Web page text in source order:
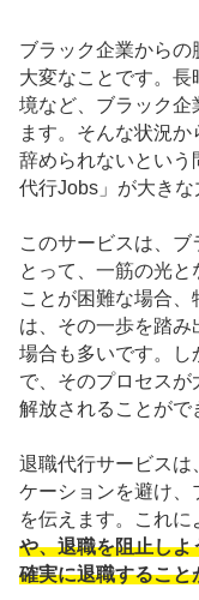
ブラック企業からの
大変なことです。
境など、ブラック企
ます。そんな状況
辞められないという
代行Jobs」が大きな
このサービスは、
とって、一筋の光
ことが困難な場合
は、その一歩を踏み
場合も多いです。し
で、そのプロセスが
解放されることがで
退職代行サービスは
ケーションを避け、
を伝えます。これに
や、退職を阻止しよ
確実に退職すること